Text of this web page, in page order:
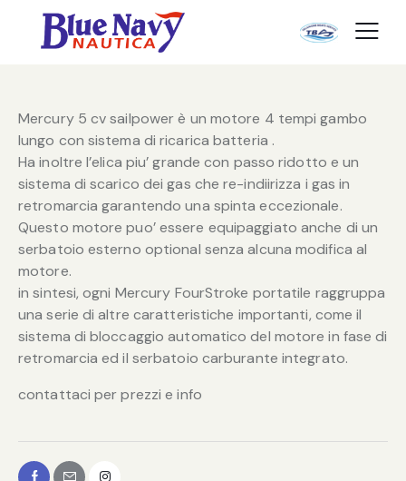
Mercury 5 cv sailpower è un motore 4 tempi gambo
lungo con sistema di ricarica batteria .
Ha inoltre l’elica piu’ grande con passo ridotto e un
sistema di scarico dei gas che re-indiirizza i gas in
retromarcia garantendo una spinta eccezionale.
Questo motore puo’ essere equipaggiato anche di un
serbatoio esterno optional senza alcuna modifica al
motore.
in sintesi, ogni Mercury FourStroke portatile raggruppa
una serie di altre caratteristiche importanti, come il
sistema di bloccaggio automatico del motore in fase di
retromarcia ed il serbatoio carburante integrato.
contattaci per prezzi e info